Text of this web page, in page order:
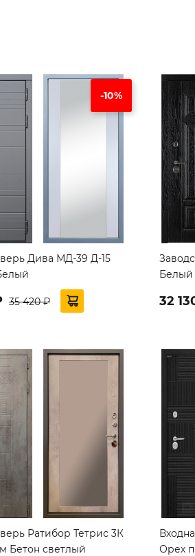
-10%
Дива МД-39 Д-15
35 420 ₽
Белый
32
Ратибор Тетрис 3К
Бетон светлый
Орех